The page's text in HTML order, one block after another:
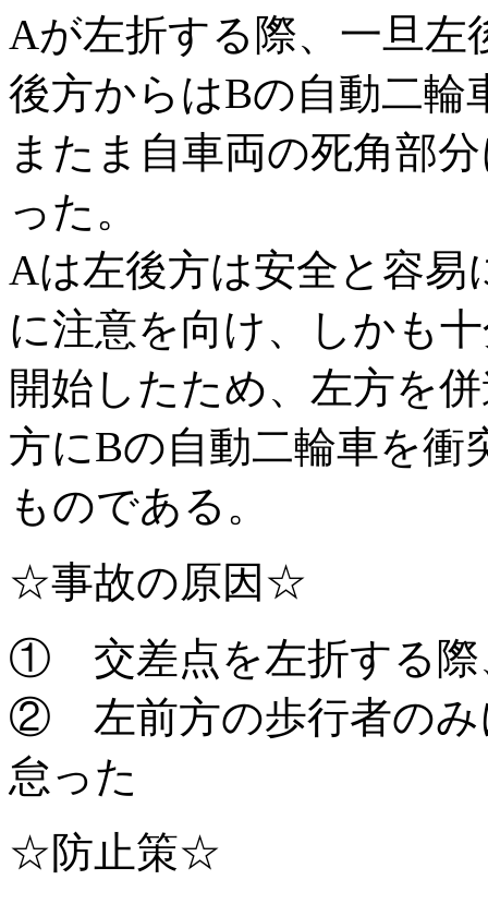
Aが左折する際、一旦左
後方からはBの自動二輪
またま自車両の死角部
った。
Aは左後方は安全と容易
に注意を向け、しかも
開始したため、左方を
方にBの自動二輪車を衝
ものである。
☆事故の原因☆
① 交差点を左折する際
② 左前方の歩行者のみ
怠った
☆防止策☆